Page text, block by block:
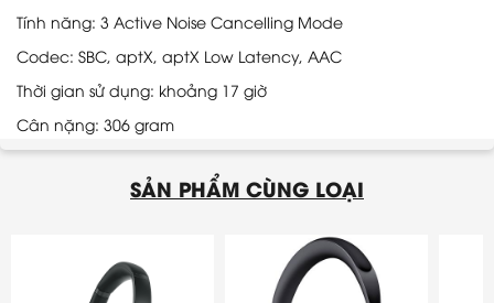
Tính năng: 3 Active Noise Cancelling Mode
Codec: SBC, aptX, aptX Low Latency, AAC
Thời gian sử dụng: khoảng 17 giờ
Cân nặng: 306 gram
SẢN PHẨM CÙNG LOẠI